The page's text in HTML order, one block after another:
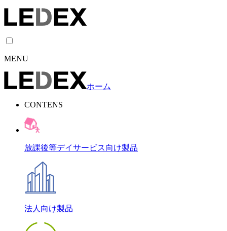
MENU
ホーム
CONTENS
放課後等デイサービス向け製品
法人向け製品